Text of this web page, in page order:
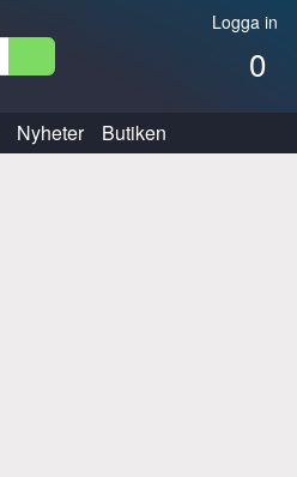
Logga in
0
Nyheter Butiken